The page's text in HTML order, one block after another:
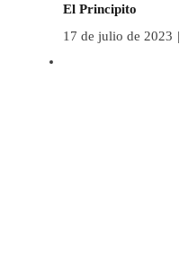
El Principito
17 de julio de 2023 |